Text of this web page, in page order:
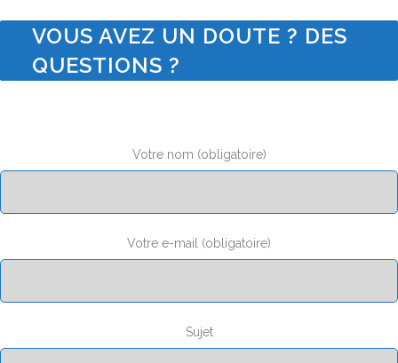
VOUS AVEZ UN DOUTE ? DES
QUESTIONS ?
Votre nom (obligatoire)
Votre e-mail (obligatoire)
Sujet